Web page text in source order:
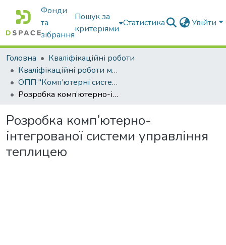
Фонди
та
зібрання
Пошук за
критеріями
Статистика Увійти
Головна
Кваліфікаційні роботи
Кваліфікаційні роботи магістрів
ОПП "Комп’ютерні системи і мережі"
Розробка комп’ютерно-інтегрованої системи управління теплицею
Розробка комп’ютерно-
інтегрованої системи управління
теплицею